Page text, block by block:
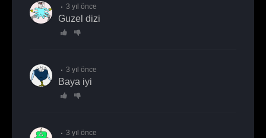
3 yıl önce
Guzel dizi
3 yıl önce
baya iyi
3 yıl önce